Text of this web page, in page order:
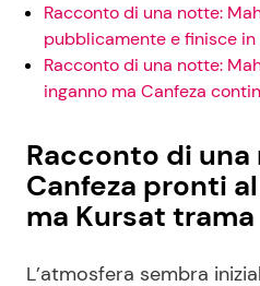
Racconto di una notte:
pubblicamente e finisce
Racconto di una notte:
inganno ma Canfeza
Racconto di
Canfeza pronti
ma Kursat
L’atmosfera sembra